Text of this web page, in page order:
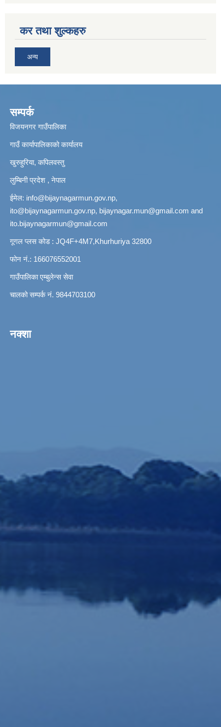
कर तथा शुल्कहरु
अन्य
सम्पर्क
विजयनगर गाउँपालिका
गाउँ कार्यापालिकाको कार्यालय
खुरुहुरिया, कपिलवस्तु
लुम्बिनी प्रदेश , नेपाल
ईमेल: info@bijaynagarmun.gov.np,
ito@bijaynagarmun.gov.np, bijaynagar.mun@gmail.com and
ito.bijaynagarmun@gmail.com
गूगल प्लस कोड : JQ4F+4M7,Khurhuriya 32800
फोन नं.: 166076552001
गाउँपालिका एम्बुलेन्स सेवा
चालको सम्पर्क नं. 9844703100
नक्शा